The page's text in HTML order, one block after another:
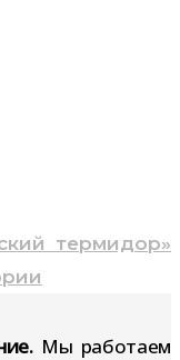
термидор»
Мы работаем